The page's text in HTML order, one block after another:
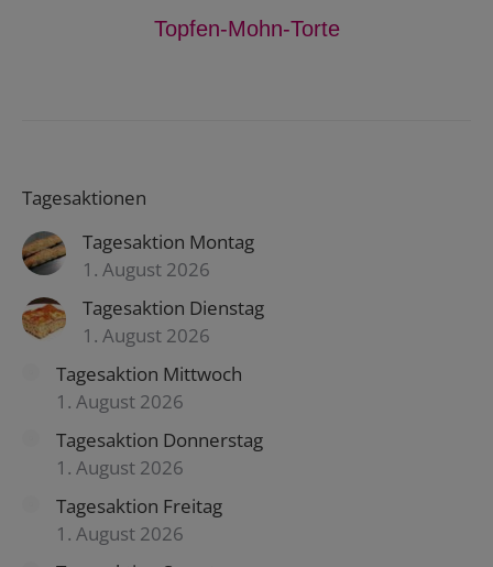
Topfen-Mohn-Torte
Tagesaktionen
Tagesaktion Montag
1. August 2026
Tagesaktion Dienstag
1. August 2026
Tagesaktion Mittwoch
1. August 2026
Tagesaktion Donnerstag
1. August 2026
Tagesaktion Freitag
1. August 2026